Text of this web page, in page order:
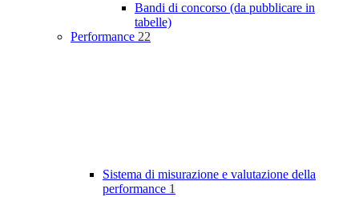
Bandi di concorso (da pubblicare in
tabelle)
Performance 22
Sistema di misurazione e valutazione della
performance 1